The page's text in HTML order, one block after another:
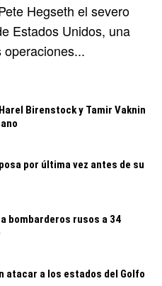
Hegseth el severo
Estados Unidos, una
Birenstock y Tamir Vaknin
por última vez antes de su
bombarderos rusos a 34
atacar a los estados del Golfo